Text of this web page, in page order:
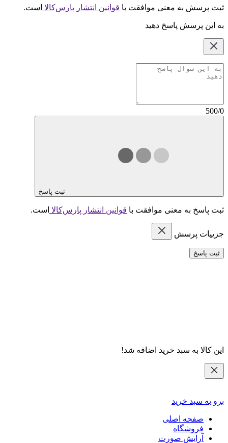
ثبت پرسش به معنی موافقت با قوانین انتشار پارس‌کالا است.
به این پرسش پاسخ دهید
500/0
ثبت پاسخ
ثبت پاسخ به معنی موافقت با قوانین انتشار پارس‌کالا است.
جزییات پرسش
ثبت پاسخ
این کالا به سبد خرید اضافه شد!
برو به سبد خرید
صفحه اصلی
فروشگاه
آرایش صورت